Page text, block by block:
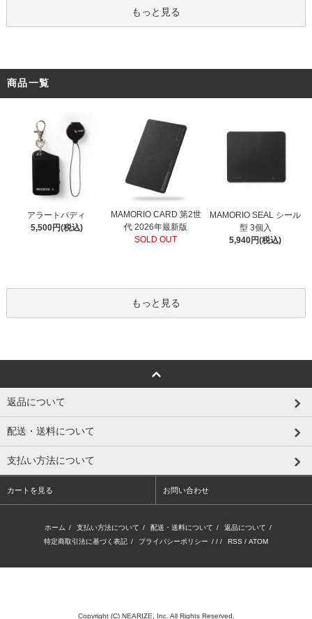
もっと見る
商品一覧
アラートバディ
5,500円(税込)
MAMORIO CARD 第2世
代 2026年最新版
SOLD OUT
MAMORIO SEAL シール
型 3個入
5,940円(税込)
もっと見る
返品について
配送・送料について
支払い方法について
カートを見る お問い合わせ
ホーム / 支払い方法について / 配送・送料について / 返品について /
特定商取引法に基づく表記 / プライバシーポリシー / / / RSS / ATOM
Copyright (C) NEARIZE, Inc. All Rights Reserved.